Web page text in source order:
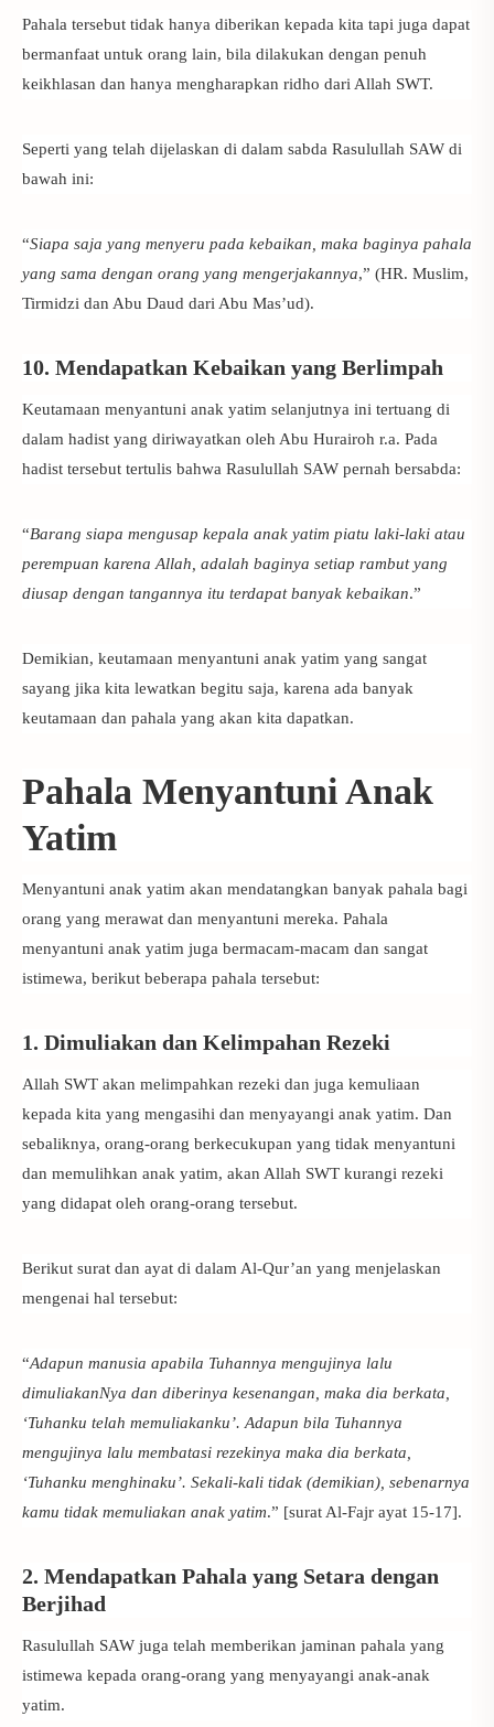
Pahala tersebut tidak hanya diberikan kepada kita tapi juga dapat
bermanfaat untuk orang lain, bila dilakukan dengan penuh
keikhlasan dan hanya mengharapkan ridho dari Allah SWT.
Seperti yang telah dijelaskan di dalam sabda Rasulullah SAW di
bawah ini:
“Siapa saja yang menyeru pada kebaikan, maka baginya pahala
yang sama dengan orang yang mengerjakannya,” (HR. Muslim,
Tirmidzi dan Abu Daud dari Abu Mas’ud).
10. Mendapatkan Kebaikan yang Berlimpah
Keutamaan menyantuni anak yatim selanjutnya ini tertuang di
dalam hadist yang diriwayatkan oleh Abu Hurairoh r.a. Pada
hadist tersebut tertulis bahwa Rasulullah SAW pernah bersabda:
“Barang siapa mengusap kepala anak yatim piatu laki-laki atau
perempuan karena Allah, adalah baginya setiap rambut yang
diusap dengan tangannya itu terdapat banyak kebaikan.”
Demikian, keutamaan menyantuni anak yatim yang sangat
sayang jika kita lewatkan begitu saja, karena ada banyak
keutamaan dan pahala yang akan kita dapatkan.
Pahala Menyantuni Anak
Yatim
Menyantuni anak yatim akan mendatangkan banyak pahala bagi
orang yang merawat dan menyantuni mereka. Pahala
menyantuni anak yatim juga bermacam-macam dan sangat
istimewa, berikut beberapa pahala tersebut:
1. Dimuliakan dan Kelimpahan Rezeki
Allah SWT akan melimpahkan rezeki dan juga kemuliaan
kepada kita yang mengasihi dan menyayangi anak yatim. Dan
sebaliknya, orang-orang berkecukupan yang tidak menyantuni
dan memulihkan anak yatim, akan Allah SWT kurangi rezeki
yang didapat oleh orang-orang tersebut.
Berikut surat dan ayat di dalam Al-Qur’an yang menjelaskan
mengenai hal tersebut:
“Adapun manusia apabila Tuhannya mengujinya lalu
dimuliakanNya dan diberinya kesenangan, maka dia berkata,
‘Tuhanku telah memuliakanku’. Adapun bila Tuhannya
mengujinya lalu membatasi rezekinya maka dia berkata,
‘Tuhanku menghinaku’. Sekali-kali tidak (demikian), sebenarnya
kamu tidak memuliakan anak yatim.” [surat Al-Fajr ayat 15-17].
2. Mendapatkan Pahala yang Setara dengan
Berjihad
Rasulullah SAW juga telah memberikan jaminan pahala yang
istimewa kepada orang-orang yang menyayangi anak-anak
yatim.